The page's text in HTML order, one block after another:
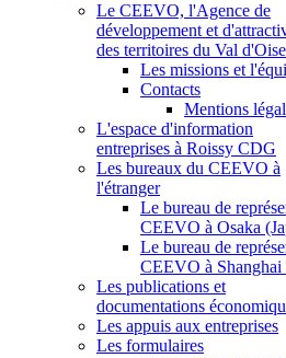
Le CEEVO, l'Agence de
développement et
des territoires du Val d'Oise
Les missions et
Contacts
Mentions
L'espace d'information
entreprises à Roissy CDG
Les bureaux du CEEVO à
l'étranger
Le bureau de
CEEVO à Osaka
Le bureau de
CEEVO à Shanghai
Les publications et
documentations
Les appuis aux entreprises
Les formulaires